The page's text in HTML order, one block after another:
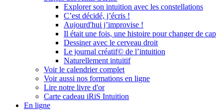
Explorer son intuition avec les constellations
C’est décidé, j’écris !
Aujourd'hui j’improvise !
Il était une fois, une histoire pour changer de cap
Dessiner avec le cerveau droit
Le journal créatif© de l’intuition
Naturellement intuitif
Voir le calendrier complet
Voir aussi nos formations en ligne
Lire notre livre d'or
Carte cadeau iRiS Intuition
En ligne